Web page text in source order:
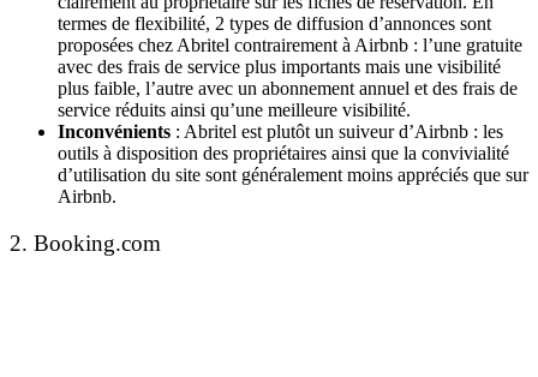
termes de flexibilité, 2 types de diffusion d’annonces sont
proposées chez Abritel contrairement à Airbnb : l’une gratuite
avec des frais de service plus importants mais une visibilité
plus faible, l’autre avec un abonnement annuel et des frais de
service réduits ainsi qu’une meilleure visibilité.
Inconvénients : Abritel est plutôt un suiveur d’Airbnb : les
outils à disposition des propriétaires ainsi que la convivialité
d’utilisation du site sont généralement moins appréciés que sur
Airbnb.
2. Booking.com